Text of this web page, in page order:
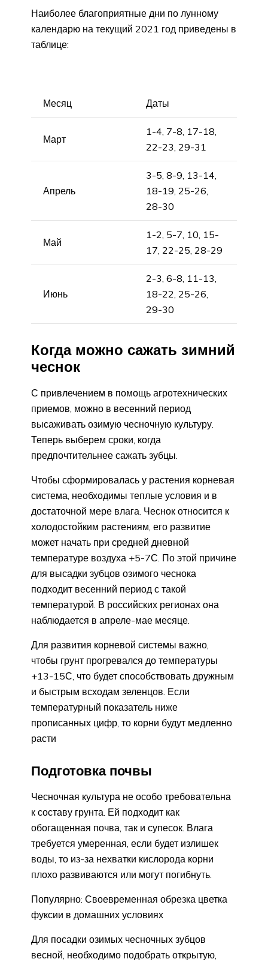
Наиболее благоприятные дни по лунному
календарю на текущий 2021 год приведены в
таблице:
Месяц Даты
Март
1-4, 7-8, 17-18,
22-23, 29-31
Апрель
3-5, 8-9, 13-14,
18-19, 25-26,
28-30
Май
1-2, 5-7, 10, 15-
17, 22-25, 28-29
Июнь
2-3, 6-8, 11-13,
18-22, 25-26,
29-30
Когда можно сажать зимний
чеснок
С привлечением в помощь агротехнических
приемов, можно в весенний период
высаживать озимую чесночную культуру.
Теперь выберем сроки, когда
предпочтительнее сажать зубцы.
Чтобы сформировалась у растения корневая
система, необходимы теплые условия и в
достаточной мере влага. Чеснок относится к
холодостойким растениям, его развитие
может начать при средней дневной
температуре воздуха +5-7С. По этой причине
для высадки зубцов озимого чеснока
подходит весенний период с такой
температурой. В российских регионах она
наблюдается в апреле-мае месяце.
Для развития корневой системы важно,
чтобы грунт прогревался до температуры
+13-15С, что будет способствовать дружным
и быстрым всходам зеленцов. Если
температурный показатель ниже
прописанных цифр, то корни будут медленно
расти
Подготовка почвы
Чесночная культура не особо требовательна
к составу грунта. Ей подходит как
обогащенная почва, так и супесок. Влага
требуется умеренная, если будет излишек
воды, то из-за нехватки кислорода корни
плохо развиваются или могут погибнуть.
Популярно: Своевременная обрезка цветка
фуксии в домашних условиях
Для посадки озимых чесночных зубцов
весной, необходимо подобрать открытую,